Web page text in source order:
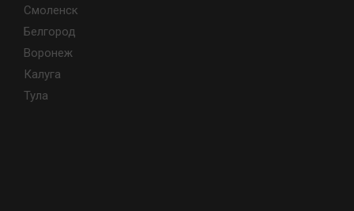
Смоленск
Белгород
Воронеж
Калуга
Тула